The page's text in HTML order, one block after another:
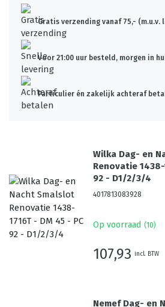
Gratis verzending vanaf 75,- (m.u.v.
Voor 21:00 uur besteld, morgen in
Particulier én zakelijk achteraf
Wilka Dag- en
Renovatie 1438-
92 - D1/2/3/4
4017813083928
Op voorraad (10)
107,93 incl. BTW
Nemef Dag- en